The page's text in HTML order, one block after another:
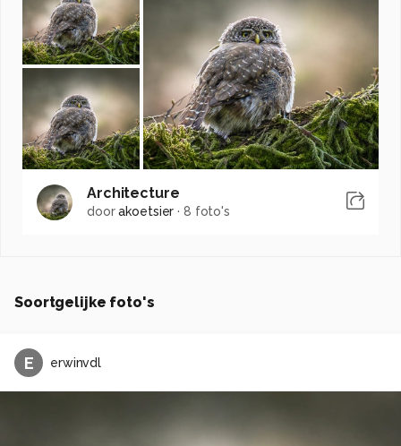
Architecture
doorakoetsier · 8 foto's
Soortgelijke foto's
E erwinvdl